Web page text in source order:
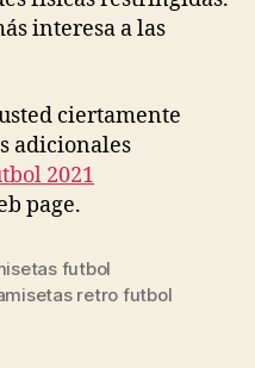
interesa a las
ciertamente
adicionales
2021
page.
futbol
retro futbol